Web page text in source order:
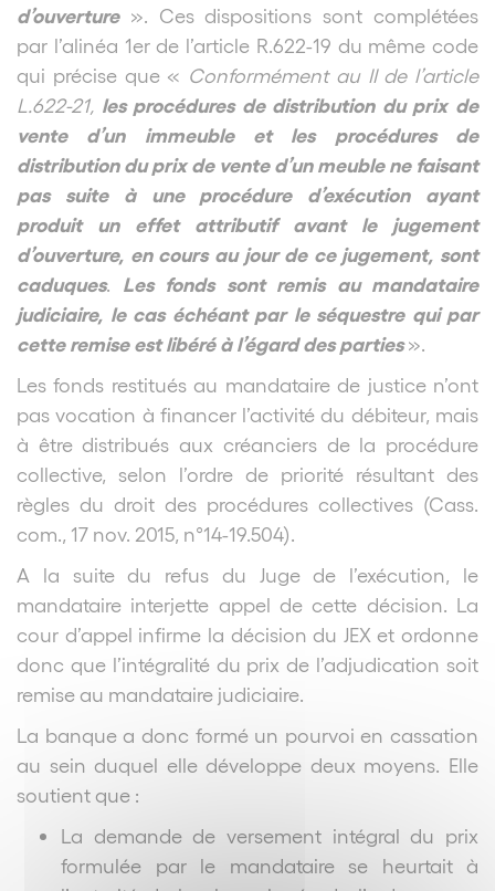
d’ouverture». Ces dispositions sont complétées
par l’alinéa 1erde l’article R.622-19 du même code
qui précise que « Conformément au II de l’article
L.622-21, les procédures de distribution du prix de
vente d’un immeuble et les procédures de
distribution du prix de vente d’un meuble ne faisant
pas suite à une procédure d’exécution ayant
produit un effet attributif avant le jugement
d’ouverture, en cours au jour de ce jugement, sont
caduques. Les fonds sont remis au mandataire
judiciaire, le cas échéant par le séquestre qui par
cette remise est libéré à l’égard des parties».
Les fonds restitués au mandataire de justice n’ont
pas vocation à financer l’activité du débiteur, mais
à être distribués aux créanciers de la procédure
collective, selon l’ordre de priorité résultant des
règles du droit des procédures collectives (Cass.
com., 17 nov. 2015, n°14-19.504).
A la suite du refus du Juge de l’exécution, le
mandataire interjette appel de cette décision. La
cour d’appel infirme la décision du JEX et ordonne
donc que l’intégralité du prix de l’adjudication soit
remise au mandataire judiciaire.
La banque a donc formé un pourvoi en cassation
au sein duquel elle développe deux moyens. Elle
soutient que :
La demande de versement intégral du prix
formulée par le mandataire se heurtait à